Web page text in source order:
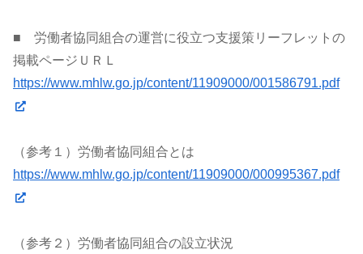
■ 労働者協同組合の運営に役立つ支援策リーフレットの
掲載ページＵＲＬ
https://www.mhlw.go.jp/content/11909000/001586791.pdf
（参考１）労働者協同組合とは
https://www.mhlw.go.jp/content/11909000/000995367.pdf
（参考２）労働者協同組合の設立状況